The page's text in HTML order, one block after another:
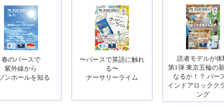
春のパースで
紫外線から
ンホールを知る
〜パースで英語に触れ
る〜
ナーサリーライム
読者モデルが体
第1弾 東京五輪の
なるか！？ パー
インドアロックク
ング